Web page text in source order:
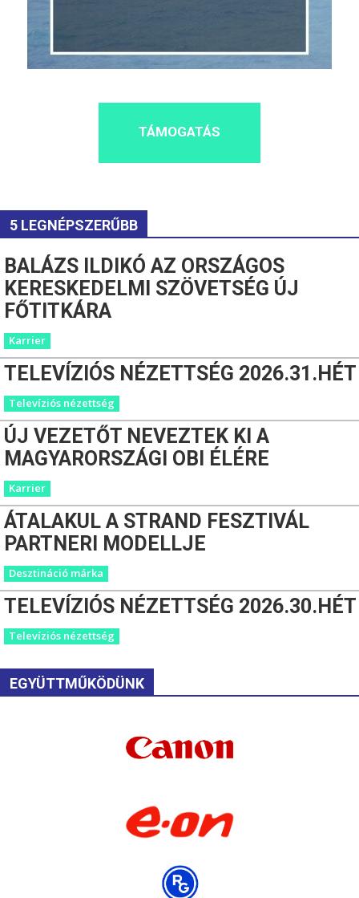
TÁMOGATÁS
5 LEGNÉPSZERŰBB
BALÁZS ILDIKÓ AZ ORSZÁGOS
KERESKEDELMI SZÖVETSÉG ÚJ
FŐTITKÁRA
Karrier
TELEVÍZIÓS NÉZETTSÉG 2026.31.HÉT
Televíziós nézettség
ÚJ VEZETŐT NEVEZTEK KI A
MAGYARORSZÁGI OBI ÉLÉRE
Karrier
ÁTALAKUL A STRAND FESZTIVÁL
PARTNERI MODELLJE
Desztináció márka
TELEVÍZIÓS NÉZETTSÉG 2026.30.HÉT
Televíziós nézettség
EGYÜTTMŰKÖDÜNK